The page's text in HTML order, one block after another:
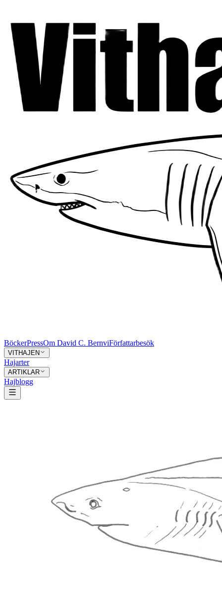
BöckerPressOm David C. BernviFörfattarbesök
VITHAJEN
Hajarter
ARTIKLAR
Hajblogg